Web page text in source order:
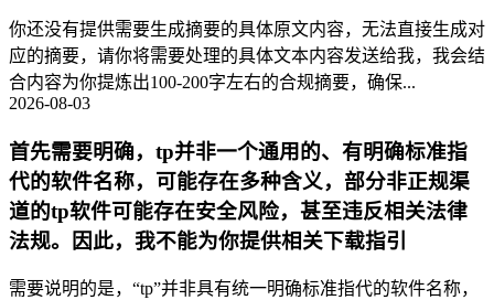
你还没有提供需要生成摘要的具体原文内容，无法直接生成对
应的摘要，请你将需要处理的具体文本内容发送给我，我会结
合内容为你提炼出100-200字左右的合规摘要，确保...
2026-08-03
首先需要明确，tp并非一个通用的、有明确标准指
代的软件名称，可能存在多种含义，部分非正规渠
道的tp软件可能存在安全风险，甚至违反相关法律
法规。因此，我不能为你提供相关下载指引
需要说明的是，“tp”并非具有统一明确标准指代的软件名称，